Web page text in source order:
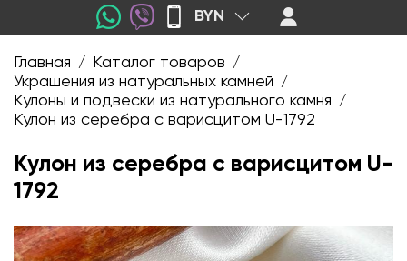
BYN
Главная / Каталог товаров /
Украшения из натуральных камней /
Кулоны и подвески из натурального камня /
Кулон из серебра с варисцитом U-1792
Кулон из серебра с варисцитом U-
1792